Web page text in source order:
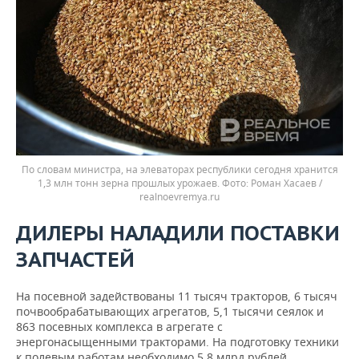
По словам министра, на элеваторах республики сегодня хранится
1,3 млн тонн зерна прошлых урожаев.
Роман Хасаев /
realnoevremya.ru
ДИЛЕРЫ НАЛАДИЛИ ПОСТАВКИ
ЗАПЧАСТЕЙ
На посевной задействованы 11 тысяч тракторов, 6 тысяч
почвообрабатывающих агрегатов, 5,1 тысячи сеялок и
863 посевных комплекса в агрегате с
энергонасыщенными тракторами. На подготовку техники